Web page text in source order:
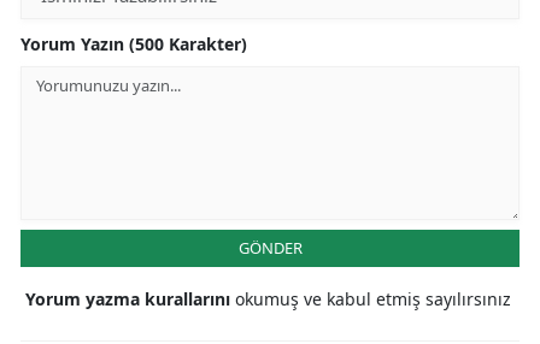
Yorum Yazın (500 Karakter)
GÖNDER
Yorum yazma kurallarını okumuş ve kabul etmiş sayılırsınız